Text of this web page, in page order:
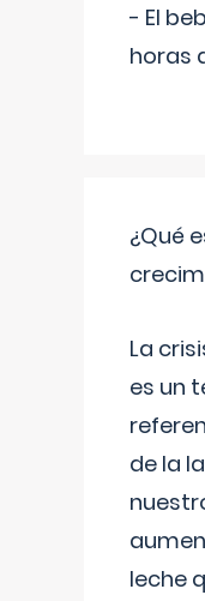
- El
horas
¿Qué
La
es un
de la
leche